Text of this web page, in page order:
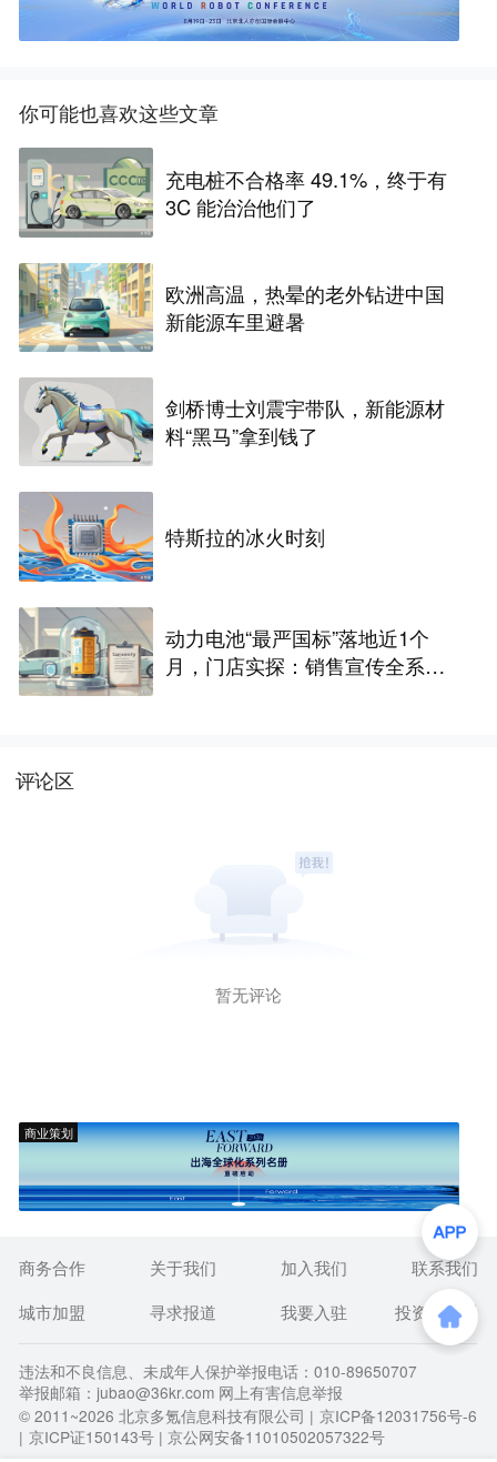
你可能也喜欢这些文章
充电桩不合格率 49.1%，终于有
3C 能治治他们了
欧洲高温，热晕的老外钻进中国
新能源车里避暑
剑桥博士刘震宇带队，新能源材
料“黑马”拿到钱了
特斯拉的冰火时刻
动力电池“最严国标”落地近1个
月，门店实探：销售宣传全系达
评论区
暂无评论
商业策划
商务合作 关于我们 加入我们
联系我们
城市加盟
寻求报道 我要入驻 投资者关系
违法和不良信息、未成年人保护举报电话：010-89650707
举报邮箱：jubao@36kr.com 网上有害信息举报
© 2011~2026 北京多氪信息科技有限公司 | 京ICP备12031756号-6
| 京ICP证150143号 | 京公网安备11010502057322号